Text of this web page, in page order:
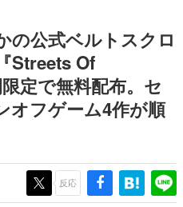
受けた作家さんに取材し、ゲームが
やカルチャーに与えた影響を探る企
ム産業史
史における主要なトピック・タイト
発者へのインタビューや識者による
歴史が一望できる決定版！
界レポートマンガです。
白い？
の公式ベルトスクロ
Streets Of
定で無料配布。セ
オフゲーム4作が順
反応